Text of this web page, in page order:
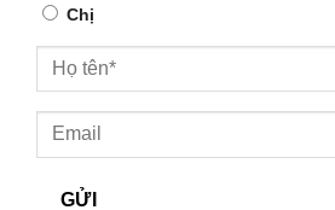
Chị
GỬI